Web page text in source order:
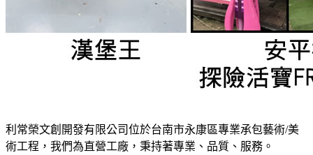
利常榮文創開發有限公司位於台南市永康區專業承包藝術/美
術工程，我們為直營工廠，秉持著專業、品質、服務。